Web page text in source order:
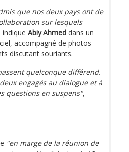
que nos deux pays ont de
sur lesquels
indique Abiy Ahmed dans un
accompagné de photos
discutant souriants.
quelconque différend.
engagés au dialogue et à
questions en suspens",
"en marge de la réunion de